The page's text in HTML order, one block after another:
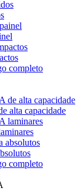
completo
alta capacidade
completo